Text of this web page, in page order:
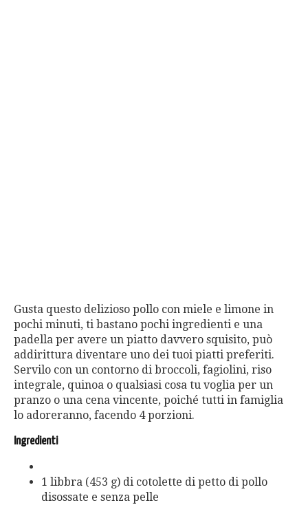
Gusta questo delizioso pollo con miele e limone in
pochi minuti, ti bastano pochi ingredienti e una
padella per avere un piatto davvero squisito, può
addirittura diventare uno dei tuoi piatti preferiti.
Servilo con un contorno di broccoli, fagiolini, riso
integrale, quinoa o qualsiasi cosa tu voglia per un
pranzo o una cena vincente, poiché tutti in famiglia
lo adoreranno, facendo 4 porzioni.
Ingredienti
1 libbra (453 g) di cotolette di petto di pollo
disossate e senza pelle